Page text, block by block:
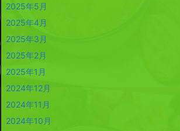
2025年5月
2025年4月
2025年3月
2025年2月
2025年1月
2024年12月
2024年11月
2024年10月